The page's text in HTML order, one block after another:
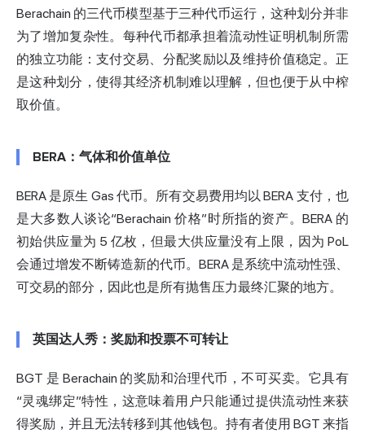
Berachain 的三代币模型基于三种代币运行，这种划分并非
为了增加复杂性。每种代币都承担着流动性证明机制所需
的独立功能：支付交易、分配奖励以及维持价值稳定。正
是这种划分，使得其经济机制难以理解，但也便于从中榨
取价值。
BERA：气体和价值单位
BERA 是原生 Gas 代币。所有交易费用均以 BERA 支付，也
是大多数人谈论“Berachain 价格”时所指的资产。BERA 的
初始供应量为 5 亿枚，但最大供应量没有上限，因为 PoL
会通过增发不断铸造新的代币。BERA 是系统中流动性强、
可交易的部分，因此也是所有抛售压力最终汇聚的地方。
英国达人秀：奖励和投票不可转让
BGT 是 Berachain 的奖励和治理代币，不可买卖。它具有
“灵魂绑定”特性，这意味着用户只能通过提供流动性来获
得奖励，并且无法转移到其他钱包。持有者使用 BGT 来指